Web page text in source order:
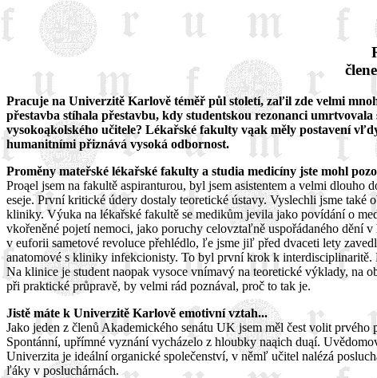
Pracuje na Univerzitě Karlově téměř půl století, zaľil zde velmi
přestavba stíhala přestavbu, kdy studentskou rezonanci
vysokoąkolského učitele? Lékařské fakulty vąak měly postavení
humanitními přiznává vysoká odbornost.
Proměny mateřské lékařské fakulty a studia medicíny jste mohl
Proąel jsem na fakultě aspiranturou, byl jsem asistentem a velmi
eseje. První kritické údery dostaly teoretické ústavy. Vyslechli jsme
kliniky. Výuka na lékařské fakultě se medikům jevila jako povídání o
vkořeněné pojetí nemoci, jako poruchy celovztaľně uspořádaného
v euforii sametové revoluce přehlédlo, ľe jsme jiľ před dvaceti lety
anatomové s kliniky infekcionisty. To byl první krok k
Na klinice je student naopak vysoce vnímavý na teoretické výklady, na
při praktické průpravě, by velmi rád poznával, proč to tak je.
Jistě máte k Univerzitě Karlově emotivní vztah...
Jako jeden z členů Akademického senátu UK jsem měl čest volit
Spontánní, upřímné vyznání vycházelo z hloubky naąich duąí.
Univerzita je ideální organické společenství, v němľ učitel nalézá
ľáky v posluchárnách.